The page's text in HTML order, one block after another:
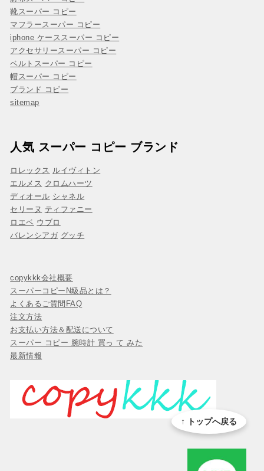
靴スーパー コピー
マフラースーパー コピー
iphone ケーススーパー コピー
アクセサリースーパー コピー
ベルトスーパー コピー
帽スーパー コピー
ブランド コピー
sitemap
人気 スーパー コピー ブランド
ロレックス ルイヴィトン
エルメス クロムハーツ
ディオール シャネル
セリーヌ ティファニー
ロエベ ウブロ
バレンシアガ グッチ
copykkk会社概要
スーパーコピーN級品とは？
よくあるご質問FAQ
注文方法
お支払い方法＆配送について
スーパー コピー 腕時計 買っ て みた
最新情報
↑ トップへ戻る